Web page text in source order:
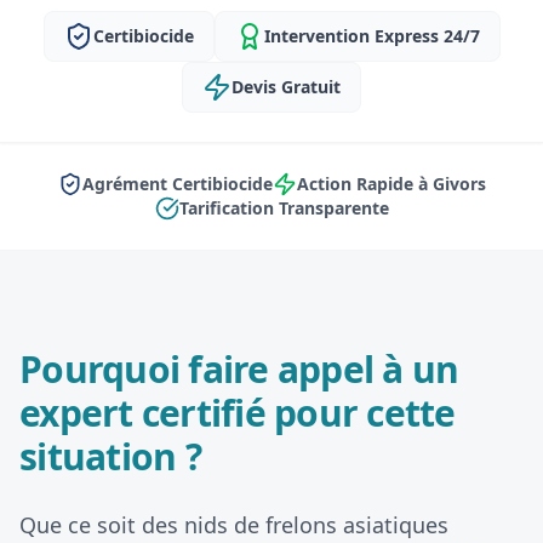
Certibiocide Intervention Express 24/7
Devis Gratuit
Agrément Certibiocide
Action Rapide à Givors
Tarification Transparente
Pourquoi faire appel à un
expert certifié pour cette
situation ?
Que ce soit des nids de frelons asiatiques